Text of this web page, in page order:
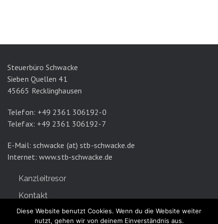
Steuerbüro Schwacke
Sieben Quellen 41
45665 Recklinghausen
Telefon: +49 2361 306192-0
Telefax: +49 2361 306192-7
E-Mail: schwacke (at) stb-schwacke.de
Internet: www.stb-schwacke.de
Kanzleitresor
Kontakt
Datenschutz
Diese Website benutzt Cookies. Wenn du die Website weiter
nutzt, gehen wir von deinem Einverständnis aus.